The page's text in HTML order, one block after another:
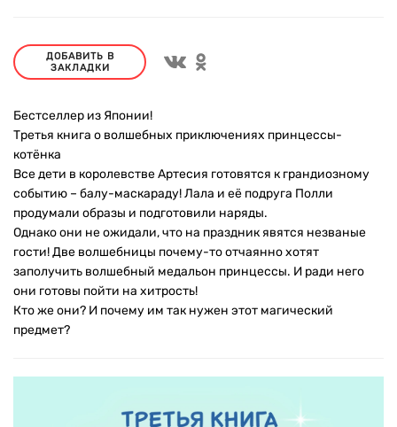
ДОБАВИТЬ В
ЗАКЛАДКИ
Бестселлер из Японии!
Третья книга о волшебных приключениях принцессы-
котёнка
Все дети в королевстве Артесия готовятся к грандиозному
событию – балу-маскараду! Лала и её подруга Полли
продумали образы и подготовили наряды.
Однако они не ожидали, что на праздник явятся незваные
гости! Две волшебницы почему-то отчаянно хотят
заполучить волшебный медальон принцессы. И ради него
они готовы пойти на хитрость!
Кто же они? И почему им так нужен этот магический
предмет?